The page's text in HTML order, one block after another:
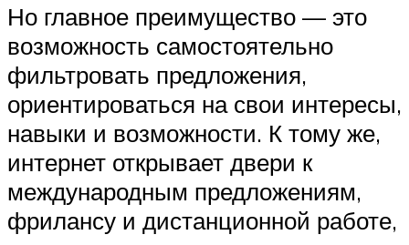
Но главное преимущество — это
возможность самостоятельно
фильтровать предложения,
ориентироваться на свои интересы,
навыки и возможности. К тому же,
интернет открывает двери к
международным предложениям,
фрилансу и дистанционной работе,